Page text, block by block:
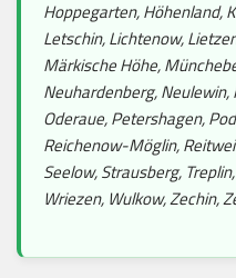
Hoppegarten, Höhenland,
Letschin, Lichtenow,
Märkische Höhe,
Neuhardenberg,
Oderaue, Petershagen,
Reichenow-Möglin,
Seelow, Strausberg,
Wriezen, Wulkow, Zechin,